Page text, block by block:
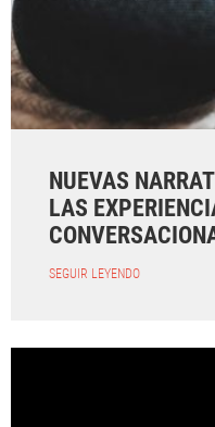
NUEVAS
LAS
SEGUIR LEYENDO